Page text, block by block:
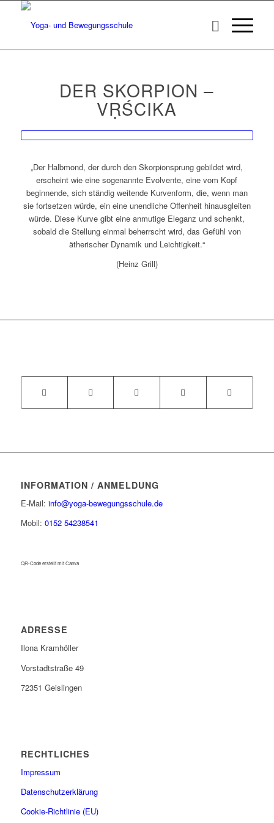
DER SKORPION –
VṚŚCIKA
„Der Halbmond, der durch den Skorpionsprung gebildet wird,
erscheint wie eine sogenannte Evolvente, eine vom Kopf
beginnende, sich ständig weitende Kurvenform, die, wenn man
sie fortsetzen würde, ein eine unendliche Offenheit hinausgleiten
würde. Diese Kurve gibt eine anmutige Eleganz und schenkt,
sobald die Stellung einmal beherrscht wird, das Gefühl von
ätherischer Dynamik und Leichtigkeit.“
(Heinz Grill)
INFORMATION / ANMELDUNG
E-Mail: info@yoga-bewegungsschule.de
Mobil: 0152 54238541
QR-Code erstellt mit Canva
ADRESSE
Ilona Kramhöller
Vorstadtstraße 49
72351 Geislingen
RECHTLICHES
Impressum
Datenschutzerklärung
Cookie-Richtlinie (EU)